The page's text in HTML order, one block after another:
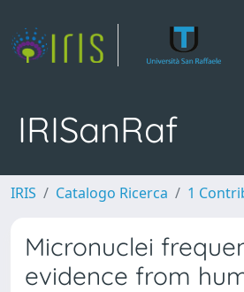
IRISanRaf
IRIS Catalogo Ricerca 1
Micronuclei
evidence from